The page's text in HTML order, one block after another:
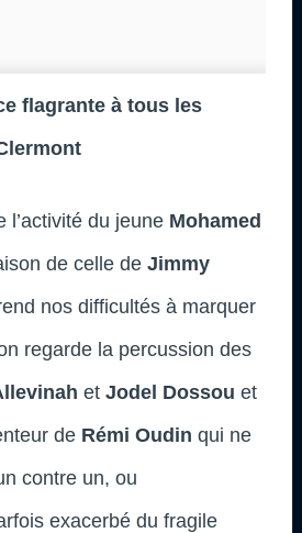
flagrante à tous les
l’activité du jeune Mohamed
de celle de Jimmy
nos difficultés à marquer
regarde la percussion des
et Jodel Dossou et
de Rémi Oudin qui ne
contre un, ou
exacerbé du fragile